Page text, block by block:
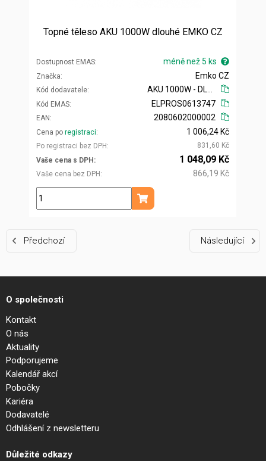
Topné těleso AKU 1000W dlouhé EMKO CZ
Dostupnost EMAS méně než 5 ks
Značka
Kód dodavatele
Emko CZ
Kód EMAS
EAN
ELPROS0613747
2080602000002
Cena po registraci
Po registraci bez DPH
1 006,24 Kč
831,60 Kč
Vaše cena s DPH
Vaše cena bez DPH
1 048,09 Kč
866,19 Kč
ks
Přidat do košíku
Předchozí Následující
O společnosti
Kontakt
O nás
Aktuality
Podporujeme
Kalendář akcí
Pobočky
Kariéra
Dodavatelé
Odhlášení z newsletteru
Důležité odkazy